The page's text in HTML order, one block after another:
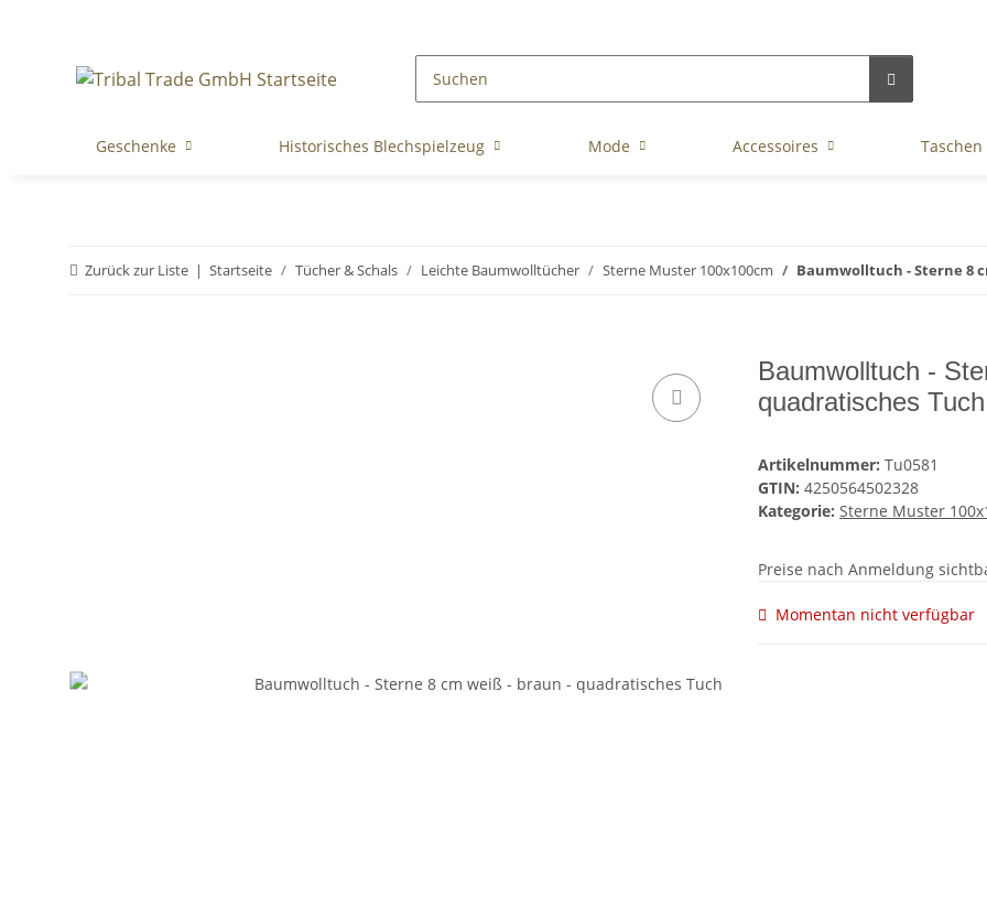
Geschenke Historisches Blechspielzeug Mode Accessoires Taschen
Zurück zur Liste Startseite Tücher & Schals Leichte Baumwolltücher Sterne Muster 100x100cm Baumwolltuch - Sterne 8
Baumwolltuch -
quadratisches Tuch
Artikelnummer: Tu0581
GTIN: 4250564502328
Kategorie: Sterne Muster
Preise nach Anmeldung
Momentan nicht verfügbar